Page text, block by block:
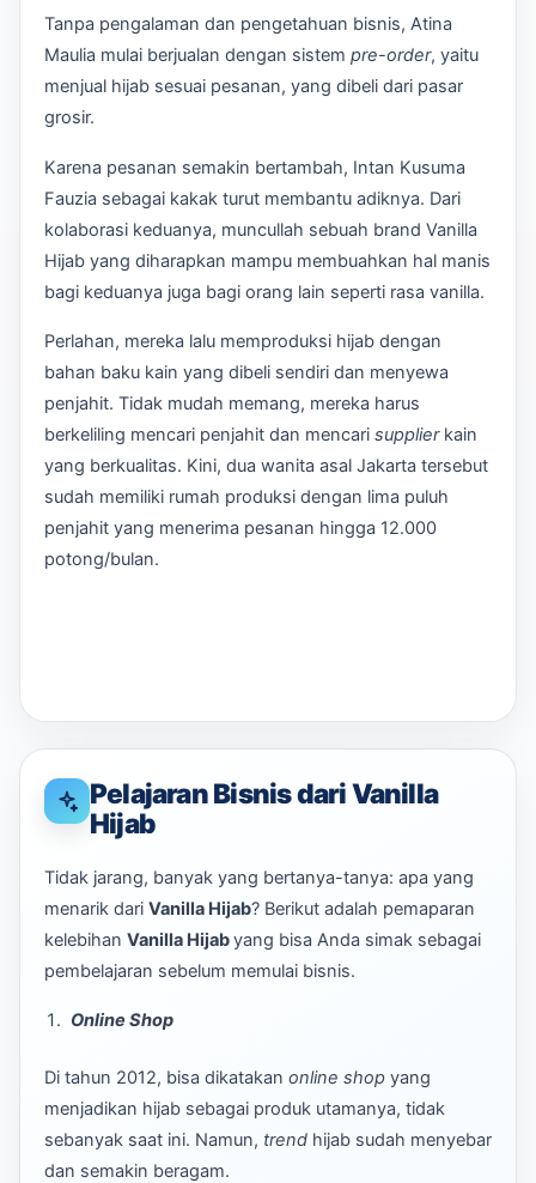
Tanpa pengalaman dan pengetahuan bisnis, Atina
Maulia mulai berjualan dengan sistem pre-order, yaitu
menjual hijab sesuai pesanan, yang dibeli dari pasar
grosir.
Karena pesanan semakin bertambah, Intan Kusuma
Fauzia sebagai kakak turut membantu adiknya. Dari
kolaborasi keduanya, muncullah sebuah brand Vanilla
Hijab yang diharapkan mampu membuahkan hal manis
bagi keduanya juga bagi orang lain seperti rasa vanilla.
Perlahan, mereka lalu memproduksi hijab dengan
bahan baku kain yang dibeli sendiri dan menyewa
penjahit. Tidak mudah memang, mereka harus
berkeliling mencari penjahit dan mencari supplier kain
yang berkualitas. Kini, dua wanita asal Jakarta tersebut
sudah memiliki rumah produksi dengan lima puluh
penjahit yang menerima pesanan hingga 12.000
potong/bulan.
Pelajaran Bisnis dari Vanilla
Hijab
Tidak jarang, banyak yang bertanya-tanya: apa yang
menarik dari Vanilla Hijab? Berikut adalah pemaparan
kelebihan Vanilla Hijabyang bisa Anda simak sebagai
pembelajaran sebelum memulai bisnis.
Online Shop
Di tahun 2012, bisa dikatakan online shop yang
menjadikan hijab sebagai produk utamanya, tidak
sebanyak saat ini. Namun, trend hijab sudah menyebar
dan semakin beragam.